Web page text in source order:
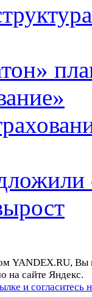
YANDEX.RU, Вы
на сайте Яндекс.
и согласитесь